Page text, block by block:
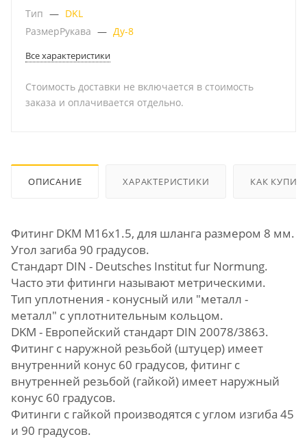
Тип — DKL
РазмерРукава — Ду-8
Все характеристики
Стоимость доставки не включается в стоимость
заказа и оплачивается отдельно.
ОПИСАНИЕ ХАРАКТЕРИСТИКИ КАК
Фитинг DKM М16х1.5, для шланга размером 8 мм.
Угол загиба 90 градусов.
Стандарт DIN - Deutsches Institut fur Normung.
Часто эти фитинги называют метрическими.
Тип уплотнения - конусный или "металл -
металл" с уплотнительным кольцом.
DKM - Европейский стандарт DIN 20078/3863.
Фитинг с наружной резьбой (штуцер) имеет
внутренний конус 60 градусов, фитинг с
внутренней резьбой (гайкой) имеет наружный
конус 60 градусов.
Фитинги с гайкой производятся с углом изгиба 45
и 90 градусов.